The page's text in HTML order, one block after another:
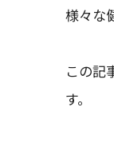
様々な
この記
す。